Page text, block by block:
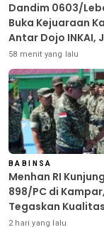
Dandim 0603/
Buka Kejuaraan
Antar Dojo INKAI,
Bibit Atlet Unggul
HUT ke-81 RI
58 menit yang lalu
BABINSA
Menhan RI
898/PC di Kampar,
Tegaskan
Kunci Kekuatan TNI
2 hari yang lalu